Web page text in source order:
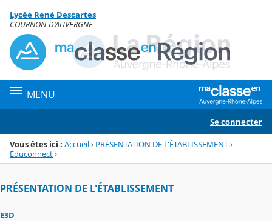
Menu de la rubrique
Contenu
Lycée René Descartes
COURNON-D'AUVERGNE
MENU
Se connecter
Vous êtes ici : Accueil› PRÉSENTATION DE L'ÉTABLISSEMENT›
Educonnect›
PRÉSENTATION DE L'ÉTABLISSEMENT
E3D